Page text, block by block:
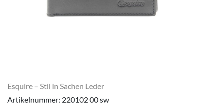
Esquire – Stil in Sachen Leder
Artikelnummer: 220102 00 sw